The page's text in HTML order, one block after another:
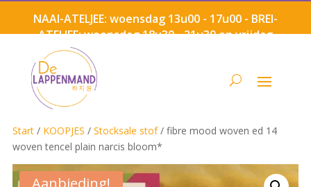
NAAI-ATELJEE: woensdag 13u00 - 17u00 - BREI-
ATELJEE: woensdag 18u30 - 21u30 en vrijdag
Start/ KOOPJES / Stocksale stof/ fibre mood woven ed 14
woven tencel plain narcis bloom*
Aanbieding!